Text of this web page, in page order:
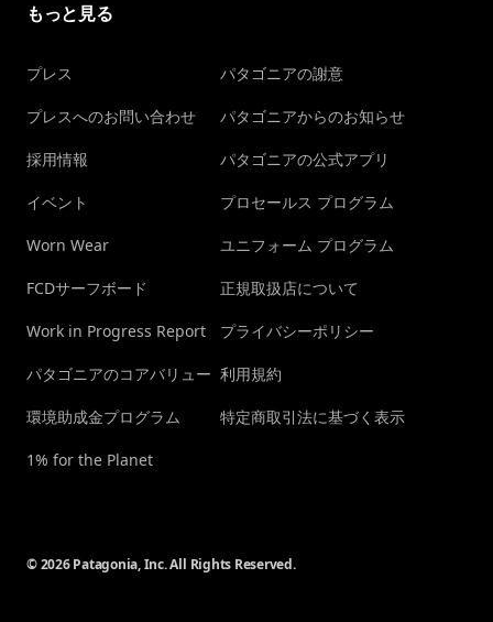
もっと見る
プレス
プレスへのお問い合わせ
採用情報
イベント
Worn Wear
FCDサーフボード
Work in Progress Report
パタゴニアのコアバリュー
環境助成金プログラム
1% for the Planet
パタゴニアの謝意
パタゴニアからのお知らせ
パタゴニアの公式アプリ
プロセールス プログラム
ユニフォーム プログラム
正規取扱店について
プライバシーポリシー
利用規約
特定商取引法に基づく表示
© 2026 Patagonia, Inc. All Rights Reserved.